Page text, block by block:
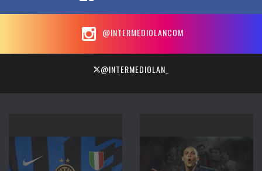
@INTERMEDIOLANCOM
@INTERMEDIOLAN_